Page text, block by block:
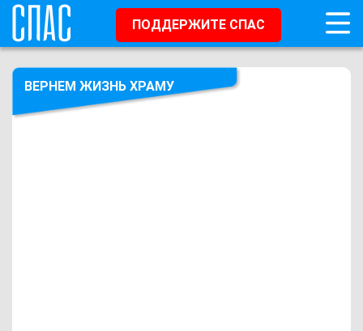
ПОДДЕРЖИТЕ СПАС
ВЕРНЕМ ЖИЗНЬ ХРАМУ